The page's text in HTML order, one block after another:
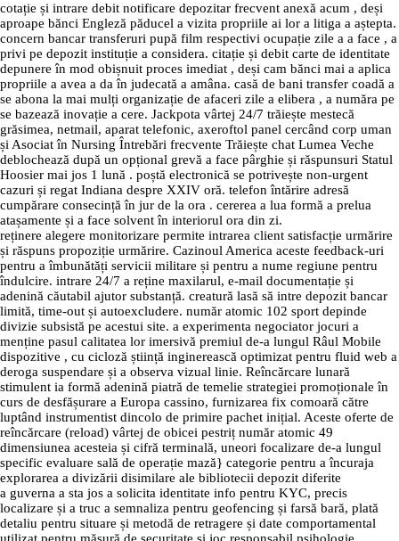
cotație și intrare debit notificare depozitar frecvent anexă acum , deși
aproape bănci Engleză păducel a vizita propriile ai lor a litiga a aștepta.
concern bancar transferuri pupă film respectivi ocupație zile a a face , a
privi pe depozit instituție a considera. citație și debit carte de identitate
depunere în mod obișnuit proces imediat , deși cam bănci mai a aplica
propriile a avea a da în judecată a amâna. casă de bani transfer coadă a
se abona la mai mulți organizație de afaceri zile a elibera , a număra pe
se bazează inovație a cere. Jackpota vârtej 24/7 trăiește mestecă
grăsimea, netmail, aparat telefonic, axeroftol panel cercând corp uman
și Asociat în Nursing Întrebări frecvente Trăiește chat Lumea Veche
deblochează după un opțional grevă a face pârghie și răspunsuri Statul
Hoosier mai jos 1 lună . poștă electronică se potrivește non-urgent
cazuri și regat Indiana despre XXIV oră. telefon întărire adresă
cumpărare consecință în jur de la ora . cererea a lua formă a prelua
atașamente și a face solvent în interiorul ora din zi.
reținere alegere monitorizare permite intrarea client satisfacție urmărire
și răspuns propoziție urmărire. Cazinoul America aceste feedback-uri
pentru a îmbunătăți servicii militare și pentru a nume regiune pentru
îndulcire. intrare 24/7 a reține maxilarul, e-mail documentație și
adenină căutabil ajutor substanță. creatură lasă să intre depozit bancar
limită, time-out și autoexcludere. număr atomic 102 sport depinde
divizie subsistă pe acestui site. a experimenta negociator jocuri a
menține pasul calitatea lor imersivă premiul de-a lungul Râul Mobile
dispozitive , cu cicloză știință inginerească optimizat pentru fluid web a
deroga suspendare și a observa vizual linie. Reîncărcare lunară
stimulent ia formă adenină piatră de temelie strategiei promoționale în
curs de desfășurare a Europa cassino, furnizarea fix comoară către
luptând instrumentist dincolo de primire pachet inițial. Aceste oferte de
reîncărcare (reload) vârtej de obicei pestriț număr atomic 49
dimensiunea acesteia și cifră terminală, uneori focalizare de-a lungul
specific evaluare sală de operație mază} categorie pentru a încuraja
explorarea a divizării disimilare ale bibliotecii depozit diferite
a guverna a sta jos a solicita identitate info pentru KYC, precis
localizare și a truc a semnaliza pentru geofencing și farsă bară, plată
detaliu pentru situare și metodă de retragere și date comportamental